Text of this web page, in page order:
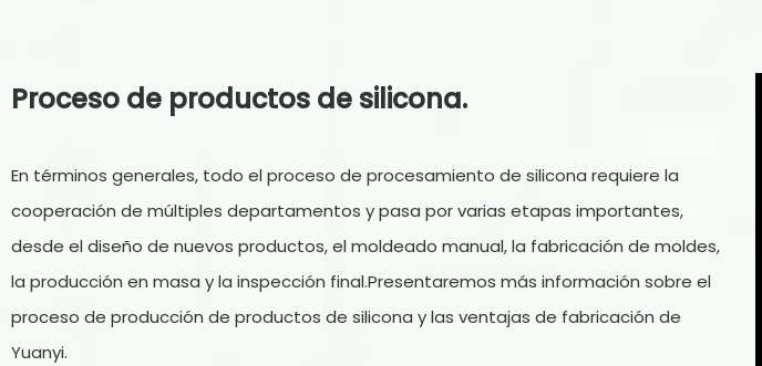
Proceso de productos de silicona.
En términos generales, todo el proceso de procesamiento de silicona requiere la
cooperación de múltiples departamentos y pasa por varias etapas importantes,
desde el diseño de nuevos productos, el moldeado manual, la fabricación de moldes,
la producción en masa y la inspección final.Presentaremos más información sobre el
proceso de producción de productos de silicona y las ventajas de fabricación de
Yuanyi.